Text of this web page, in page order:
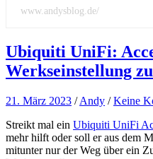
www.andysblog.de/
Ubiquiti UniFi:
Werkseinstellung
21. März 2023 /Andy /Keine
Streikt mal ein Ubiquiti UniFi
mehr hilft oder soll er aus dem
mitunter nur der Weg über ein